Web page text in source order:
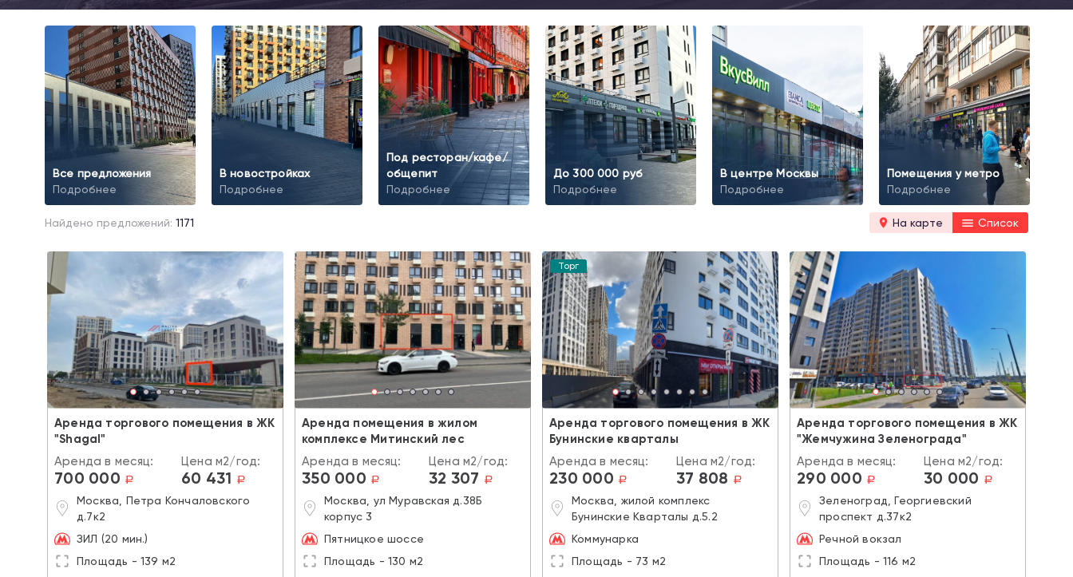
Все предложения
Подробнее
В новостройках
Подробнее
Под ресторан/кафе/
общепит
Подробнее
До 300 000 руб
Подробнее
В центре Москвы
Подробнее
Помещения у метро
Подробнее
Найдено предложений: 1171 На карте Список
Аренда торгового помещения в ЖК
"Shagal"
Аренда в месяц:
700 000 a
Цена м2/год:
60 431 a
Москва, Петра Кончаловского
д.7к2
ЗИЛ (20 мин.)
Площадь - 139 м2
Аренда помещения в жилом
комплексе Митинский лес
Аренда в месяц:
350 000 a
Цена м2/год:
32 307 a
Москва, ул Муравская д.38Б
корпус 3
Пятницкое шоссе
Площадь - 130 м2
Торг
Аренда торгового помещения в ЖК
Бунинские кварталы
Аренда в месяц:
230 000 a
Цена м2/год:
37 808 a
Москва, жилой комплекс
Бунинские Кварталы д.5.2
Коммунарка
Площадь - 73 м2
Аренда торгового помещения в ЖК
"Жемчужина Зеленограда"
Аренда в месяц:
290 000 a
Цена м2/год:
30 000 a
Зеленоград, Георгиевский
проспект д.37к2
Речной вокзал
Площадь - 116 м2